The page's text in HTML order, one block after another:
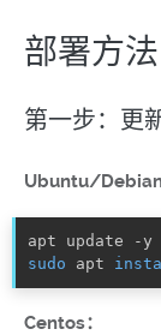
部署方法
第一步：更
Ubuntu/Debian
apt update -y
sudo apt
Centos：